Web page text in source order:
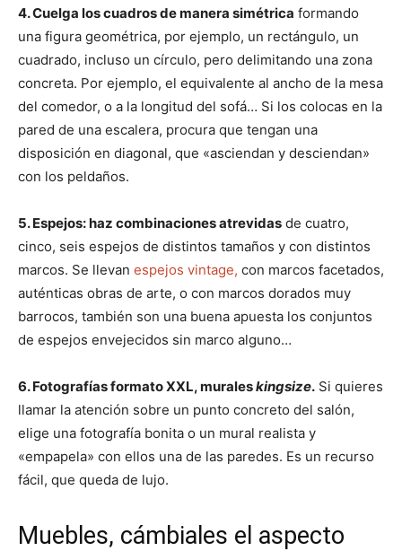
4. Cuelga los cuadros de manera simétrica formando
una figura geométrica, por ejemplo, un rectángulo, un
cuadrado, incluso un círculo, pero delimitando una zona
concreta. Por ejemplo, el equivalente al ancho de la mesa
del comedor, o a la longitud del sofá… Si los colocas en la
pared de una escalera, procura que tengan una
disposición en diagonal, que «asciendan y desciendan»
con los peldaños.
5. Espejos: haz combinaciones atrevidas de cuatro,
cinco, seis espejos de distintos tamaños y con distintos
marcos. Se llevan espejos vintage, con marcos facetados,
auténticas obras de arte, o con marcos dorados muy
barrocos, también son una buena apuesta los conjuntos
de espejos envejecidos sin marco alguno…
6. Fotografías formato XXL, muraleskingsize. Si quieres
llamar la atención sobre un punto concreto del salón,
elige una fotografía bonita o un mural realista y
«empapela» con ellos una de las paredes. Es un recurso
fácil, que queda de lujo.
Muebles, cámbiales el aspecto